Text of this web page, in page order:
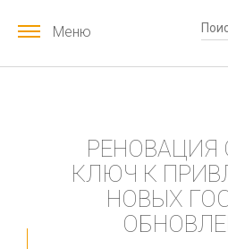
Меню
РЕНОВАЦИЯ
КЛЮЧ К
НОВЫХ